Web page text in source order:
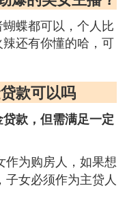
蝶都可以，个人比
还有你懂的哈，可
款可以吗
款，但需满足一定
作为购房人，如果想
女必须作为主贷人